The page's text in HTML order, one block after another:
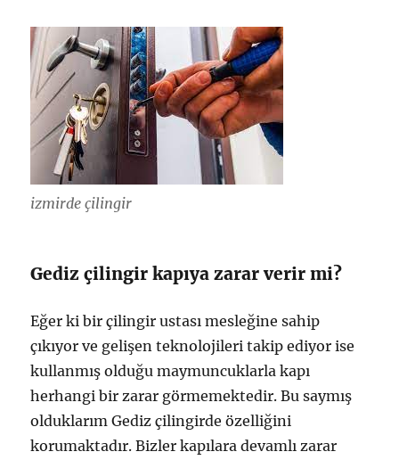
izmirde çilingir
Gediz çilingir kapıya zarar verir mi?
Eğer ki bir çilingir ustası mesleğine sahip
çıkıyor ve gelişen teknolojileri takip ediyor ise
kullanmış olduğu maymuncuklarla kapı
herhangi bir zarar görmemektedir. Bu saymış
olduklarım Gediz çilingirde özelliğini
korumaktadır. Bizler kapılara devamlı zarar